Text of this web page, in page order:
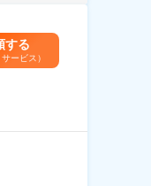
する
ービス）